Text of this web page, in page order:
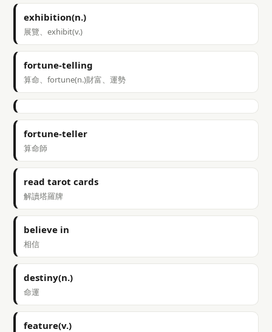
exhibition(n.)
展覽、exhibit(v.)
fortune-telling
算命、fortune(n.)財富、運勢
fortune-teller
算命師
read tarot cards
解讀塔羅牌
believe in
相信
destiny(n.)
命運
feature(v.)